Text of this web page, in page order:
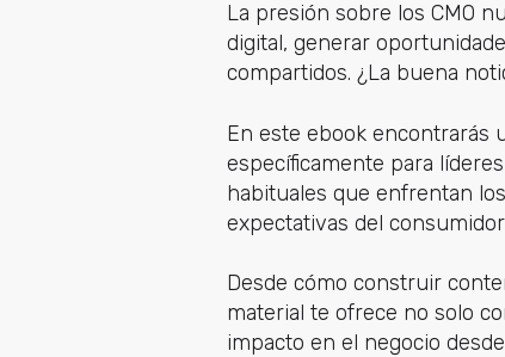
La presión sobre los CMO
digital, generar
compartidos. ¿La buena
En este ebook encontrarás
específicamente para
habituales que enfrentan
expectativas del
Desde cómo construir
material te ofrece no solo
impacto en el negocio